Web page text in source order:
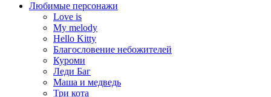
Любимые персонажи
Love is
My melody
Hello Kitty
Благословение небожителей
Куроми
Леди Баг
Маша и медведь
Три кота